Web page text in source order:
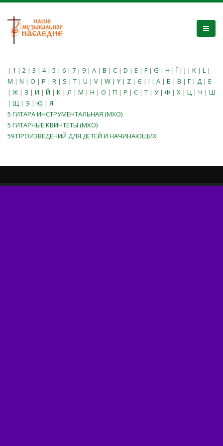
| 1 | 2 | 3 | 4 | 5 | 6 | 7 | 9 | A | B | C | D | E | F | G | H |Î | J | K | L |
M | N | O | P | R | S | T | U | V | W | Y | Z | Є | І | А | Б | В | Г | Д | Е
| Ж | З | И | Й | К | Л | М | Н | О | П | Р | С | Т | У | Ф | Х | Ц | Ч | Ш
| Щ | Э | Ю | Я
5 ГИТАРА ИНСТРУМЕНТАЛЬНАЯ (МХО)
5 ГИТАРНЫЕ КВИНТЕТЫ (МХО)
59 ПРОИЗВЕДЕНИЙ ДЛЯ ДЕТЕЙ И НАЧИНАЮЩИХ